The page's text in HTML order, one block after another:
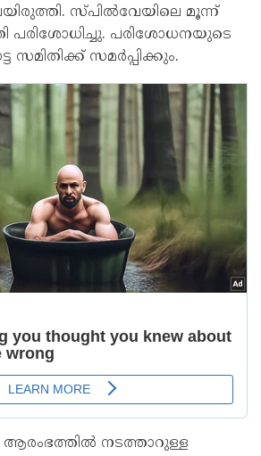
സ്പിൽവേയിലെ മൂന്ന്
പരിശോധിച്ചു. പരിശോധനയുടെ
സമിതിക്ക് സമർപ്പിക്കും.
ആരംഭത്തിൽ നടത്താറുള്ള